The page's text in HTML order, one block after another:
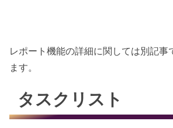
レポート機能の詳細に関しては別記事
ます。
タスクリスト